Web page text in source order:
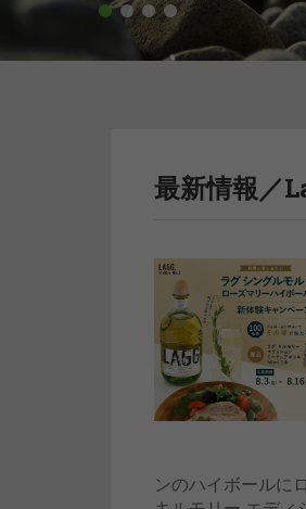
最新情報／
ンのハイボールに